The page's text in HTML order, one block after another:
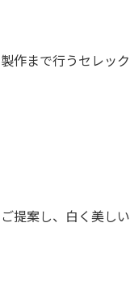
製作まで行うセレック
ご提案し、白く美しい